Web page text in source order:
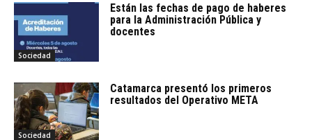
Sociedad
Están las fechas de pago de haberes
para la Administración Pública y
docentes
Sociedad
Catamarca presentó los primeros
resultados del Operativo META